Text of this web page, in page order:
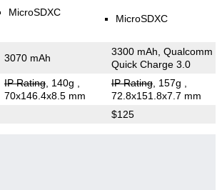
MicroSDXC
MicroSDXC
3070 mAh
3300 mAh, Qualcomm
Quick Charge 3.0
IP Rating, 140g
70x146.4x8.5 mm
IP Rating, 157g
72.8x151.8x7.7 mm
$125